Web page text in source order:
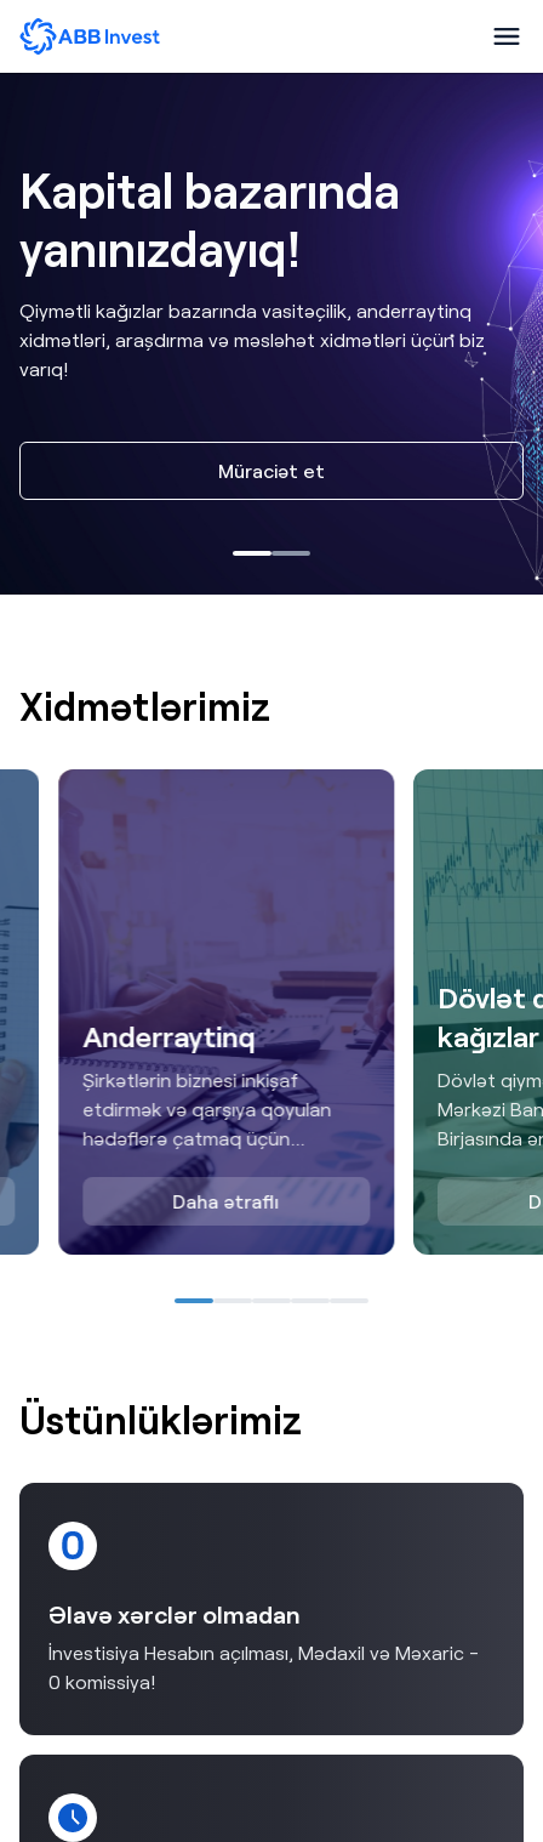
Kapital bazarında
yanınızdayıq!
Qiymətli kağızlar bazarında vasitəçilik, anderraytinq
xidmətləri, araşdırma və məsləhət xidmətləri üçün biz
varıq!
Müraciət et
Xidmətlərimiz
Anderraytinq
Şirkətlərin biznesi inkişaf
etdirmək və qarşıya qoyulan
hədəflərə çatmaq üçün
mütəmadi olaraq əlavə kapitala
və pul vəsaitlərinə ehtiyacları
yaranır. Mövcud kapital
ehtiyaclarınızı bizimlə qarşılayın!
Daha ətraflı
Dövlət
kağızlar
Dövlət
Mərkəzi
Birjasında
həcminə
Üstünlüklərimiz
Əlavə xərclər olmadan
İnvestisiya Hesabın açılması, Mədaxil və Məxaric -
0 komissiya!